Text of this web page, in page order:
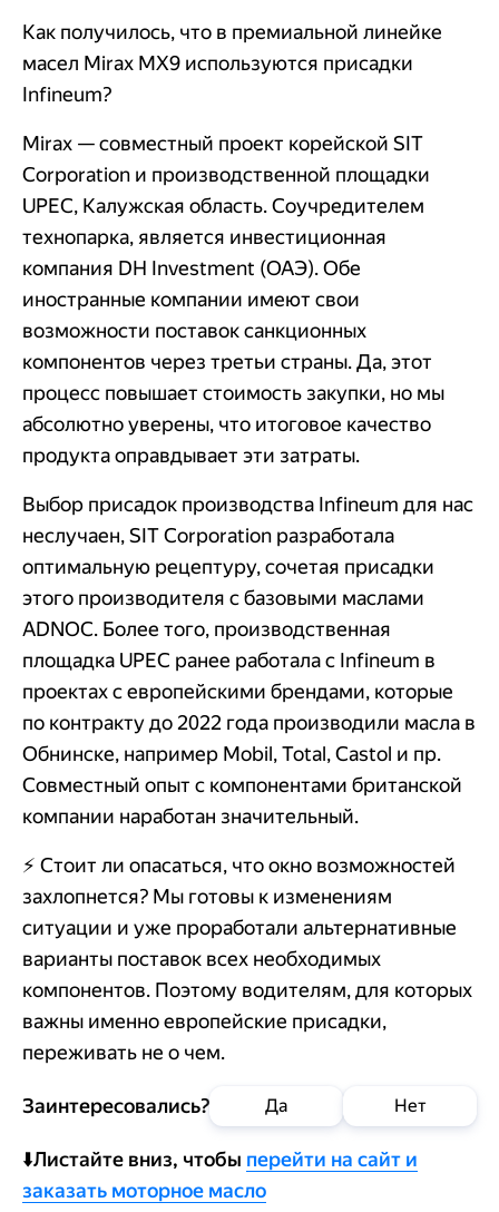
Как получилось, что в премиальной линейке
масел Mirax MX9 используются присадки
Infineum?
Mirax — совместный проект корейской SIT
Corporation и производственной площадки
UPEC, Калужская область. Соучредителем
технопарка, является инвестиционная
компания DH Investment (ОАЭ). Обе
иностранные компании имеют свои
возможности поставок санкционных
компонентов через третьи страны. Да, этот
процесс повышает стоимость закупки, но мы
абсолютно уверены, что итоговое качество
продукта оправдывает эти затраты.
Выбор присадок производства Infineum для нас
неслучаен, SIT Corporation разработала
оптимальную рецептуру, сочетая присадки
этого производителя с базовыми маслами
ADNOC. Более того, производственная
площадка UPEC ранее работала с Infineum в
проектах с европейскими брендами, которые
по контракту до 2022 года производили масла в
Обнинске, например Mobil, Total, Castol и пр.
Совместный опыт с компонентами британской
компании наработан значительный.
⚡️ Стоит ли опасаться, что окно возможностей
захлопнется? Мы готовы к изменениям
ситуации и уже проработали альтернативные
варианты поставок всех необходимых
компонентов. Поэтому водителям, для которых
важны именно европейские присадки,
переживать не о чем.
Заинтересовались? Да Нет
⬇️Листайте вниз, чтобы перейти на сайт и
заказать моторное масло
Добавить в
корзину Позвонить